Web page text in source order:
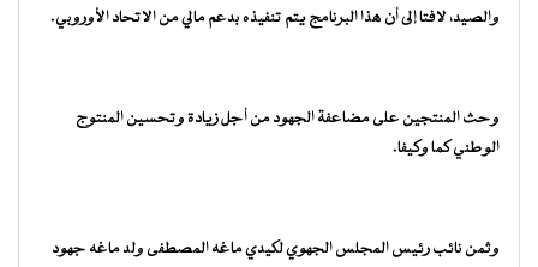
والصيد، لافتا إلى أن هذا البرنامج يتم تنفيذه بدعم مالي من الاتحاد الأوروبي.
وحث المنتجين على مضاعفة الجهود من أجل زيادة وتحسين المنتوج
الوطني كما وكيفا.
وثمن نائب رئيس المجلس الجهوي لكيدي ماغه المصطفى ولد ماغه جهود